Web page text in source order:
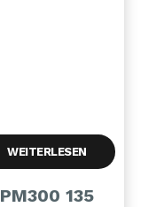
WEITERLESEN
PM300 135